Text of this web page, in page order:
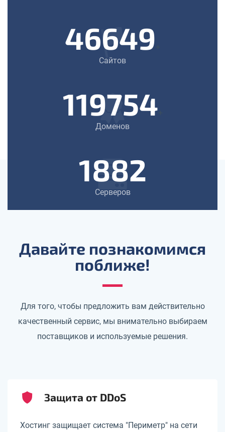
46649
Сайтов
119754
Доменов
1882
Серверов
Давайте познакомимся
поближе!
Для того, чтобы предложить вам действительно
качественный сервис, мы внимательно выбираем
поставщиков и используемые решения.
Защита от DDoS
Хостинг защищает система "Периметр" на сети